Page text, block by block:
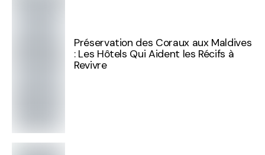
Préservation des Coraux aux Maldives
: Les Hôtels Qui Aident les Récifs à
Revivre